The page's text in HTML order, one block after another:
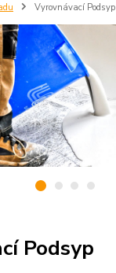
Vyrovnávací Podsyp
Podsyp